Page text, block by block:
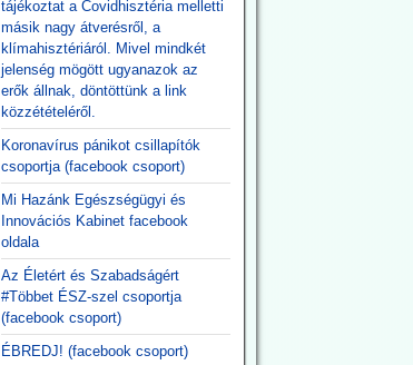
tájékoztat a Covidhisztéria melletti
másik nagy átverésről, a
klímahisztériáról. Mivel mindkét
jelenség mögött ugyanazok az
erők állnak, döntöttünk a link
közzétételéről.
Koronavírus pánikot csillapítók
csoportja (facebook csoport)
Mi Hazánk Egészségügyi és
Innovációs Kabinet facebook
oldala
Az Életért és Szabadságért
#Többet ÉSZ-szel csoportja
(facebook csoport)
ÉBREDJ! (facebook csoport)